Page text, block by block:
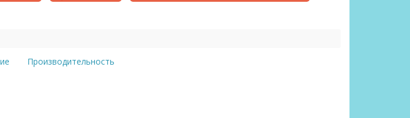
Производительность